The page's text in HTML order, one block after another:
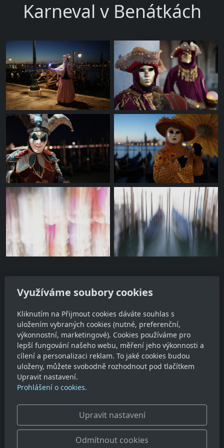
Karneval v Benátkách
Ing. Jan Habětín
Vyšehořovice 98, 250 87 Vyšehořovice
Kontakt
jhabetin@seznam.cz
Sledujte nás
Využíváme soubory cookies
Kliknutím na Přijmout cookies dáváte souhlas s
uložením vybraných cookies (nutné, preferenční,
výkonnostní, marketingové). Cookies používáme pro
lepší fungování našeho webu, měření jeho výkonnosti a
cílení a personalizaci reklam. To jaké cookies budou
uloženy, můžete svobodně rozhodnout pod tlačítkem
Upravit nastavení.
Prohlášení o cookies.
Upravit nastavení
Odmítnout cookies